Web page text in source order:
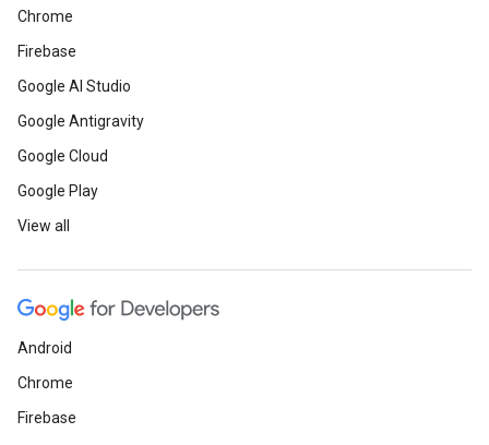
Chrome
Firebase
Google AI Studio
Google Antigravity
Google Cloud
Google Play
View all
Android
Chrome
Firebase